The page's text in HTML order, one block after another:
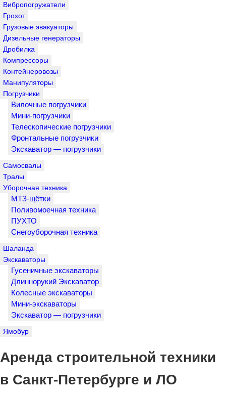
Вибропогружатели
Грохот
Грузовые эвакуаторы
Дизельные генераторы
Дробилка
Компрессоры
Контейнеровозы
Манипуляторы
Погрузчики
Вилочные погрузчики
Мини-погрузчики
Телескопические погрузчики
Фронтальные погрузчики
Экскаватор — погрузчики
Самосвалы
Тралы
Уборочная техника
МТЗ-щётки
Поливомоечная техника
ПУХТО
Снегоуборочная техника
Шаланда
Экскаваторы
Гусеничные экскаваторы
Длиннорукий Экскаватор
Колесные экскаваторы
Мини-экскаваторы
Экскаватор — погрузчики
Ямобур
Аренда строительной техники
в Санкт-Петербурге и ЛО